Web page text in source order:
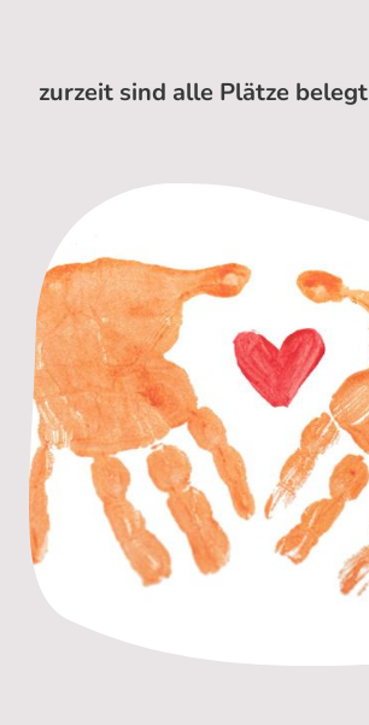
zurzeit sind alle Plätze belegt